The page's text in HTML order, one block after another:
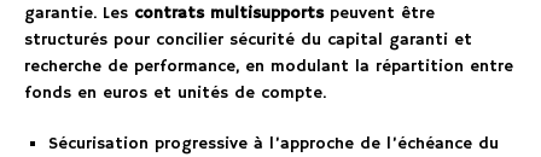
garantie. Les contrats multisupportspeuvent être
structurés pour concilier sécurité du capital garanti et
recherche de performance, en modulant la répartition entre
fonds en euros et unités de compte.
Sécurisation progressive à l’approche de l’échéance du